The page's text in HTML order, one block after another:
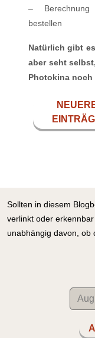
– Berechnung
bestellen
Natürlich gibt
aber seht
Photokina noch
Sollten in diesem
verlinkt oder
unabhängig davon, ob